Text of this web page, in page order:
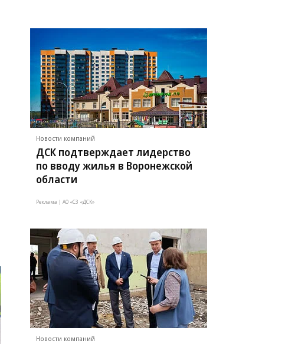
Новости компаний
ДСК подтверждает лидерство
по вводу жилья в Воронежской
области
Реклама | АО «СЗ «ДСК»
Новости компаний